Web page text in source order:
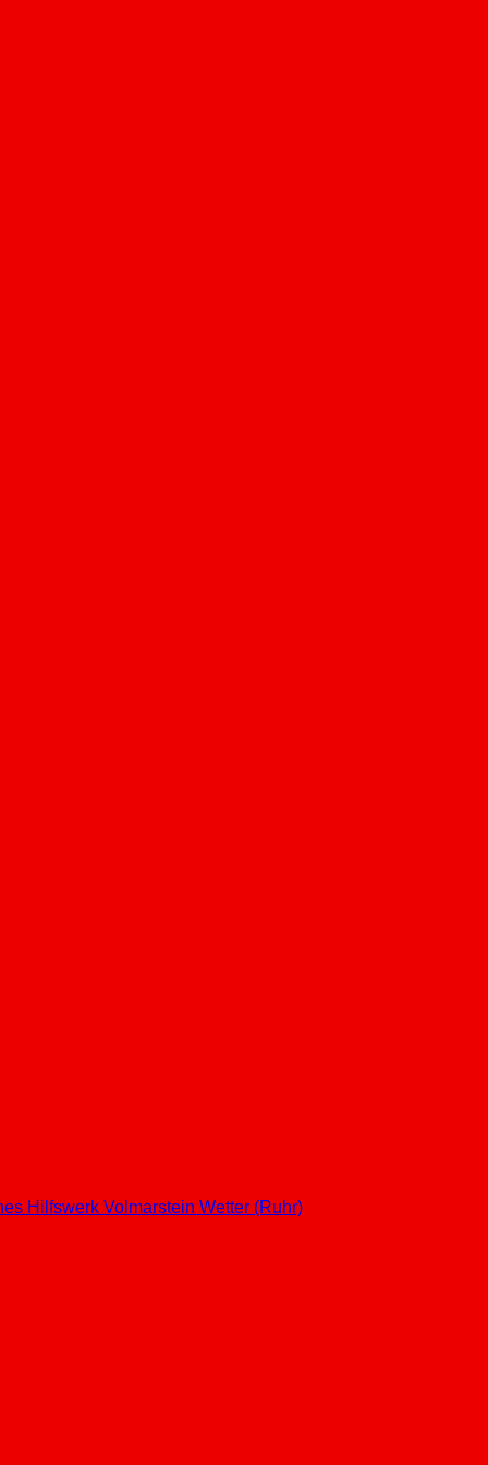
Hilfswerk Volmarstein Wetter (Ruhr)